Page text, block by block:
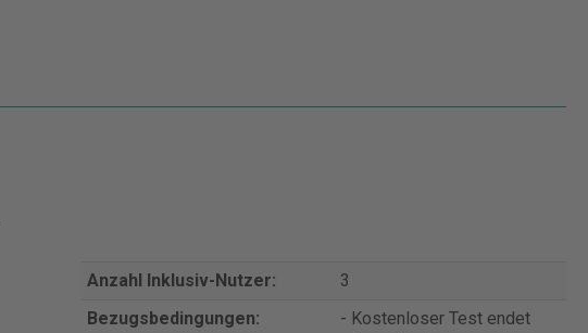
Anzahl Inklusiv-Nutzer:
3
Bezugsbedingungen:
- Kostenloser Test endet